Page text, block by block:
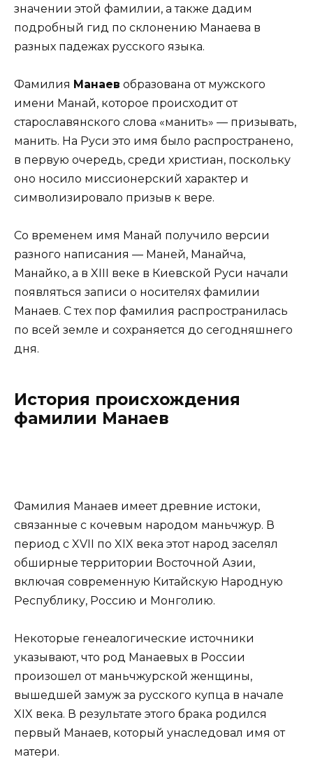
значении этой фамилии, а также дадим
подробный гид по склонению Манаева в
разных падежах русского языка.
Фамилия Манаев образована от мужского
имени Манай, которое происходит от
старославянского слова «манить» — призывать,
манить. На Руси это имя было распространено,
в первую очередь, среди христиан, поскольку
оно носило миссионерский характер и
символизировало призыв к вере.
Со временем имя Манай получило версии
разного написания — Маней, Манайча,
Манайко, а в XIII веке в Киевской Руси начали
появляться записи о носителях фамилии
Манаев. С тех пор фамилия распространилась
по всей земле и сохраняется до сегодняшнего
дня.
История происхождения
фамилии Манаев
Фамилия Манаев имеет древние истоки,
связанные с кочевым народом маньчжур. В
период с XVII по XIX века этот народ заселял
обширные территории Восточной Азии,
включая современную Китайскую Народную
Республику, Россию и Монголию.
Некоторые генеалогические источники
указывают, что род Манаевых в России
произошел от маньчжурской женщины,
вышедшей замуж за русского купца в начале
XIX века. В результате этого брака родился
первый Манаев, который унаследовал имя от
матери.